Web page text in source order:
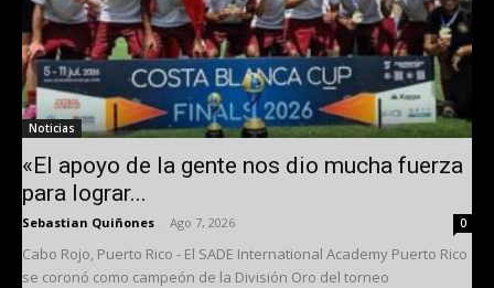
Noticias
«El apoyo de la gente nos dio mucha fuerza
para lograr...
Sebastian Quiñones Ago 7, 2026 0
Cabo Rojo, Puerto Rico - El SADE International Academy Puerto Rico
se coronó como campeón de la División Oro del torneo